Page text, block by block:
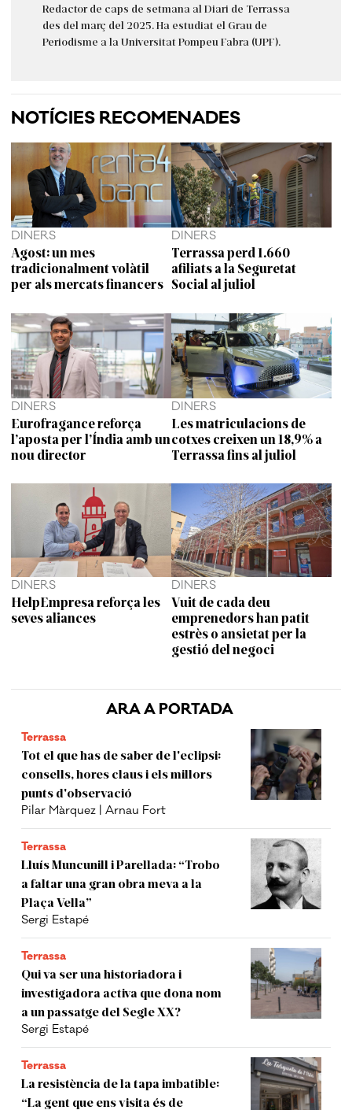
ARA A PORTADA
Terrassa
Tot el que has de saber de l'eclipsi:
consells, hores claus i els millors
punts d'observació
Pilar Màrquez | Arnau Fort
Terrassa
Lluís Muncunill i Parellada: “Trobo
a faltar una gran obra meva a la
Plaça Vella”
Sergi Estapé
Terrassa
Qui va ser una historiadora i
investigadora activa que dona nom
a un passatge del Segle XX?
Sergi Estapé
Terrassa
La resistència de la tapa imbatible:
“La gent que ens visita és de
Redactor de caps de setmana al Diari de Terrassa
des del març del 2025. Ha estudiat el Grau de
Periodisme a la Universitat Pompeu Fabra (UPF).
NOTÍCIES RECOMENADES
DINERS
Agost: un mes
tradicionalment volàtil
per als mercats financers
DINERS
Terrassa perd 1.660
afiliats a la Seguretat
Social al juliol
DINERS
Eurofragance reforça
l’aposta per l’Índia amb un
nou director
DINERS
Les matriculacions de
cotxes creixen un 18,9% a
Terrassa fins al juliol
DINERS
HelpEmpresa reforça les
seves aliances
DINERS
Vuit de cada deu
emprenedors han patit
estrès o ansietat per la
gestió del negoci